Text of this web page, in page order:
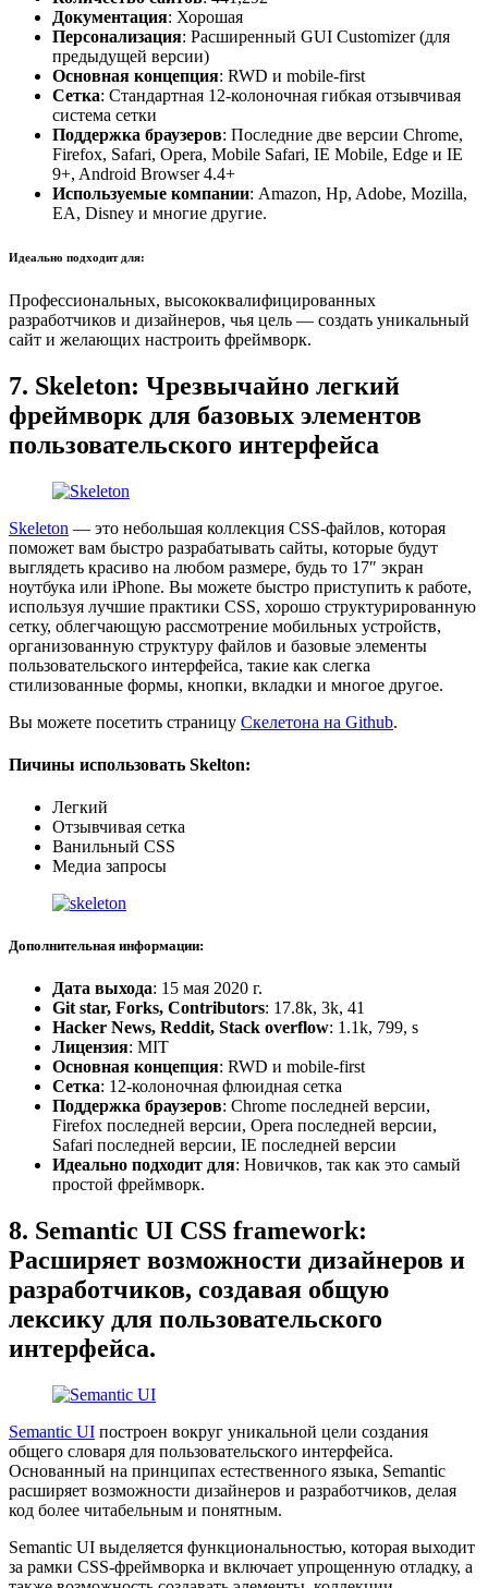
Документация: Хорошая
Персонализация: Расширенный GUI Customizer (для
предыдущей версии)
Основная концепция: RWD и mobile-first
Сетка: Стандартная 12-колоночная гибкая отзывчивая
система сетки
Поддержка браузеров: Последние две версии Chrome,
Firefox, Safari, Opera, Mobile Safari, IE Mobile, Edge и IE
9+, Android Browser 4.4+
Используемые компании: Amazon, Hp, Adobe, Mozilla,
EA, Disney и многие другие.
Идеально подходит для:
Профессиональных, высококвалифицированных
разработчиков и дизайнеров, чья цель — создать уникальный
сайт и желающих настроить фреймворк.
7. Skeleton: Чрезвычайно легкий
фреймворк для базовых элементов
пользовательского интерфейса
Skeleton — это небольшая коллекция CSS-файлов, которая
поможет вам быстро разрабатывать сайты, которые будут
выглядеть красиво на любом размере, будь то 17″ экран
ноутбука или iPhone. Вы можете быстро приступить к работе,
используя лучшие практики CSS, хорошо структурированную
сетку, облегчающую рассмотрение мобильных устройств,
организованную структуру файлов и базовые элементы
пользовательского интерфейса, такие как слегка
стилизованные формы, кнопки, вкладки и многое другое.
Вы можете посетить страницу Скелетона на Github.
Пичины использовать Skelton:
Легкий
Отзывчивая сетка
Ванильный CSS
Медиа запросы
Дополнительная информации:
Дата выхода: 15 мая 2020 г.
Git star, Forks, Contributors: 17.8k, 3k, 41
Hacker News, Reddit, Stack overflow: 1.1k, 799, s
Лицензия: MIT
Основная концепция: RWD и mobile-first
Сетка: 12-колоночная флюидная сетка
Поддержка браузеров: Chrome последней версии,
Firefox последней версии, Opera последней версии,
Safari последней версии, IE последней версии
Идеально подходит для: Новичков, так как это самый
простой фреймворк.
8. Semantic UI CSS framework:
Расширяет возможности дизайнеров и
разработчиков, создавая общую
лексику для пользовательского
интерфейса.
Semantic UI построен вокруг уникальной цели создания
общего словаря для пользовательского интерфейса.
Основанный на принципах естественного языка, Semantic
расширяет возможности дизайнеров и разработчиков, делая
код более читабельным и понятным.
Semantic UI выделяется функциональностью, которая выходит
за рамки CSS-фреймворка и включает упрощенную отладку, а